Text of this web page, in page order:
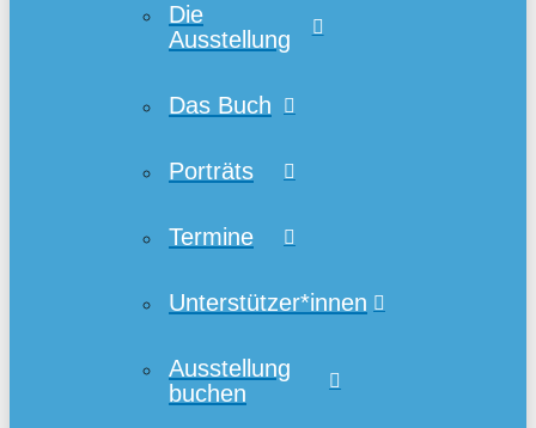
Die
Ausstellung
Das Buch
Porträts
Termine
Unterstützer*innen
Ausstellung
buchen